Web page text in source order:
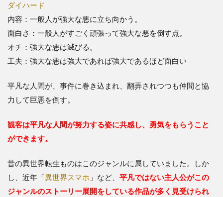
ダイハード
内容：一般人が強大な悪に立ち向かう。
面白さ：一般人がすごく頑張って強大な悪を倒す点。
オチ：強大な悪は滅びる。
工夫：強大な悪は強大であれば強大であるほど面白い
平凡な人間が、事件に巻き込まれ、翻弄されつつも仲間と協
力して巨悪を倒す。
観客は平凡な人間が努力する姿に共感し、勇気をもらうこと
ができます。
昔の異世界転生ものはこのジャンルに属していました。しか
し、近年「異世界スマホ 」など、 平凡ではない主人公がこの
ジャンルのストーリー展開をしている作品が多く見受けられ